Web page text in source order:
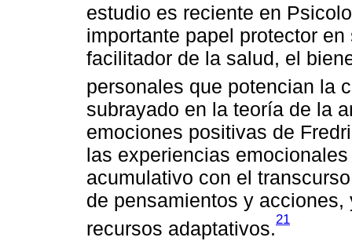
estudio es reciente en
importante papel protector
facilitador de la salud, el
personales que potencian la
subrayado en la teoría de la
emociones positivas de
las experiencias
acumulativo con el
de pensamientos y
recursos adaptativos.21